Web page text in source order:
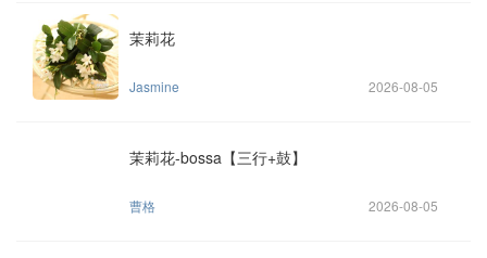
茉莉花
Jasmine 2026-08-05
茉莉花-bossa【三行+鼓】
曹格 2026-08-05